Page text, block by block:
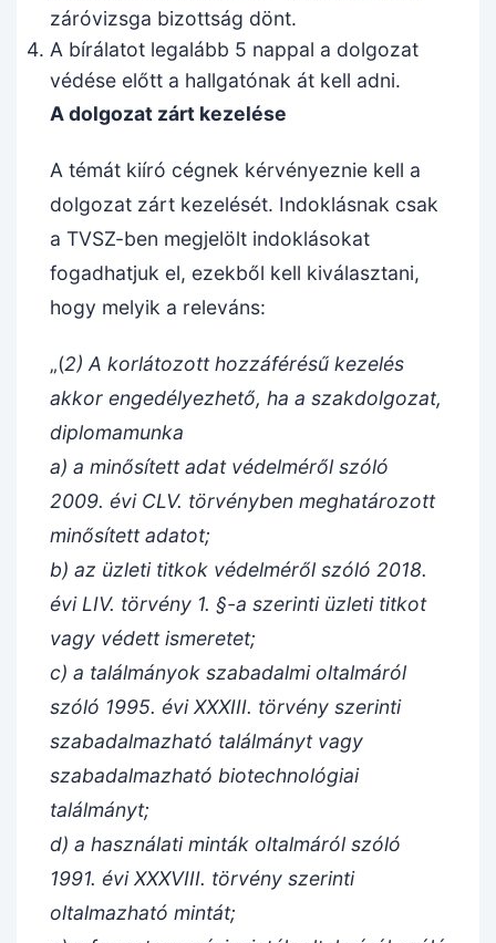
záróvizsga bizottság dönt.
A bírálatot legalább 5 nappal a dolgozat
védése előtt a hallgatónak át kell adni.
A dolgozat zárt kezelése
A témát kiíró cégnek kérvényeznie kell a
dolgozat zárt kezelését. Indoklásnak csak
a TVSZ-ben megjelölt indoklásokat
fogadhatjuk el, ezekből kell kiválasztani,
hogy melyik a releváns:
„(2) A korlátozott hozzáférésű kezelés
akkor engedélyezhető, ha a szakdolgozat,
diplomamunka
a) a minősített adat védelméről szóló
2009. évi CLV. törvényben meghatározott
minősített adatot;
b) az üzleti titkok védelméről szóló 2018.
évi LIV. törvény 1. §-a szerinti üzleti titkot
vagy védett ismeretet;
c) a találmányok szabadalmi oltalmáról
szóló 1995. évi XXXIII. törvény szerinti
szabadalmazható találmányt vagy
szabadalmazható biotechnológiai
találmányt;
d) a használati minták oltalmáról szóló
1991. évi XXXVIII. törvény szerinti
oltalmazható mintát;